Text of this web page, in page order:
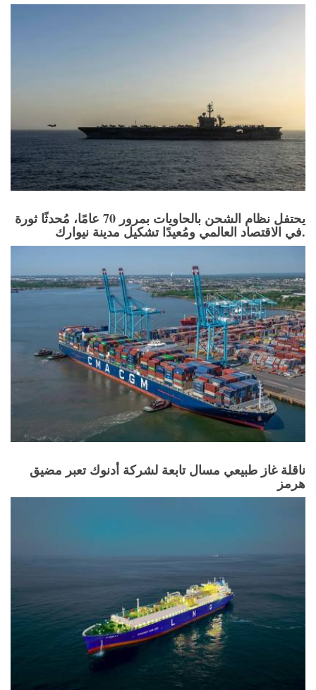
يحتفل نظام الشحن بالحاويات بمرور 70 عامًا، مُحدثًا ثورة
في الاقتصاد العالمي ومُعيدًا تشكيل مدينة نيوارك.
ناقلة غاز طبيعي مسال تابعة لشركة أدنوك تعبر مضيق
هرمز